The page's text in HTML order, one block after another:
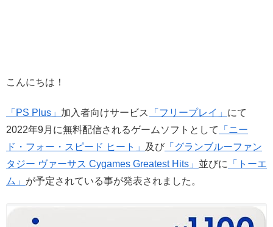
こんにちは！
「PS Plus」 加入者向けサービス 「フリープレイ」 にて
2022年9月に無料配信されるゲームソフトとして
「ニー
ド・フォー・スピード ヒート」
及び 「グランブルーファン
タジー ヴァーサス Cygames Greatest Hits」 並びに
「トーエ
ム」 が予定されている事が発表されました。